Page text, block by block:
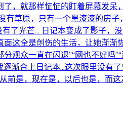
，就那样怔怔的盯着屏幕发
草原，只有一个黑漆漆的房
了光芒... 日记本变成了影子，
这全是创伤的生活，让她渐
观众一直在闪退”“网也不好吗
渐合上日记本...这次眼里没有
是，现在是，以后也是，而